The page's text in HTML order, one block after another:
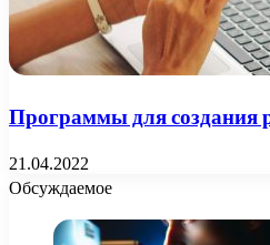
Программы для создания
21.04.2022
Обсуждаемое